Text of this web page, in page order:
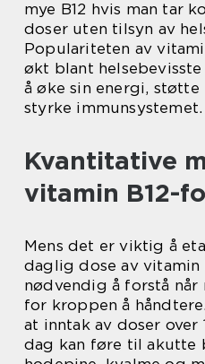
mye B12 hvis man tar
doser uten tilsyn av
Populariteten av
økt blant
å øke sin energi,
styrke immunsystemet.
Kvantitative
vitamin B12-
Mens det er viktig å
daglig dose av vitamin
nødvendig å forstå
for kroppen å
at inntak av doser
dag kan føre til akutte